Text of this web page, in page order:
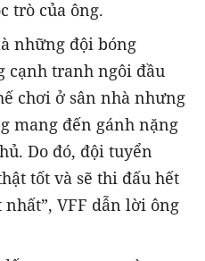
trò của ông.
những đội bóng
cạnh tranh ngôi đầu
chơi ở sân nhà nhưng
mang đến gánh nặng
Do đó, đội tuyển
tốt và sẽ thi đấu hết
VFF dẫn lời ông